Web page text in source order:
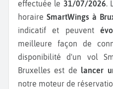
effectuée le 31/07/2026
horaireSmartWings à
indicatif et peuvent
meilleure façon de
disponibilité d'un vol
Bruxelles est de
lancer
notre moteur de